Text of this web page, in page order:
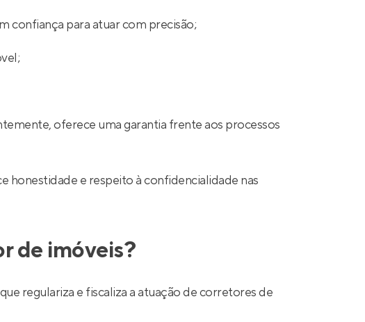
confiança para atuar com precisão;
oferece uma garantia frente aos processos
honestidade e respeito à confidencialidade nas
de imóveis?
regulariza e fiscaliza a atuação de corretores de